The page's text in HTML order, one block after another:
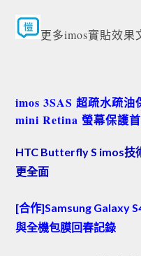
更多imos實貼效果
imos 3SAS 超疏水疏
mini Retina 螢幕保護
HTC Butterfly S imos技
更全面
[合作]Samsung Galaxy
與全機包膜回春記錄